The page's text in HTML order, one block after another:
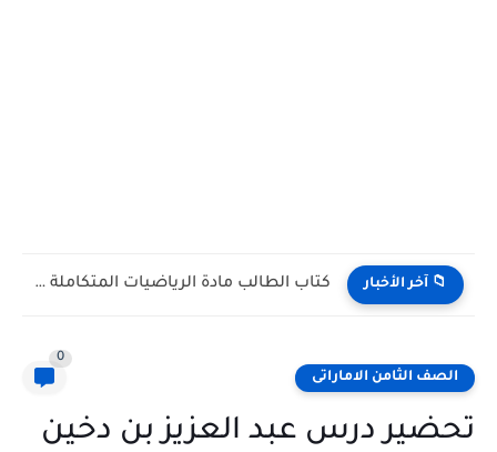
آخر الأخبار كتاب الطالب مادة الرياضيات المتكاملة الصف التاسع Bridge متقدم الفصل...
الثامن الاماراتى
درس عبد العزيز بن دخين